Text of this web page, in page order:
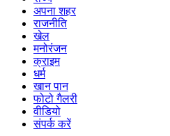
अपना शहर
राजनीति
खेल
मनोरंजन
क्राइम
धर्म
खान पान
फोटो गैलरी
वीडियो
संपर्क करें